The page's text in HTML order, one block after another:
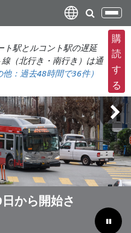
ナ
ビ
ゲ
ー
シ
ョ
ン
の
切
り
替
え
ト駅とルコント駅の遅延
（北行き・南行き）は通
他： 過去48時間で36件）
購
読
す
る
7日～9日
から開始さ
を節約する